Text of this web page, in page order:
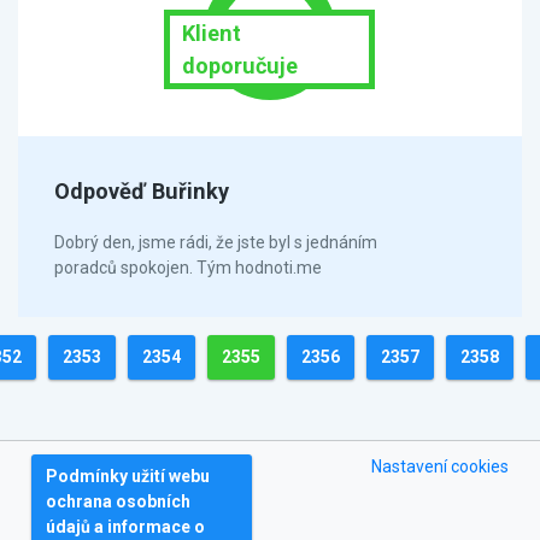
Klient
doporučuje
Odpověď Buřinky
Dobrý den, jsme rádi, že jste byl s jednáním
poradců spokojen. Tým hodnoti.me
2353 2354 2355 2356 2357 2358
Podmínky užití webu
ochrana osobních
údajů a informace o
Nastavení cookies